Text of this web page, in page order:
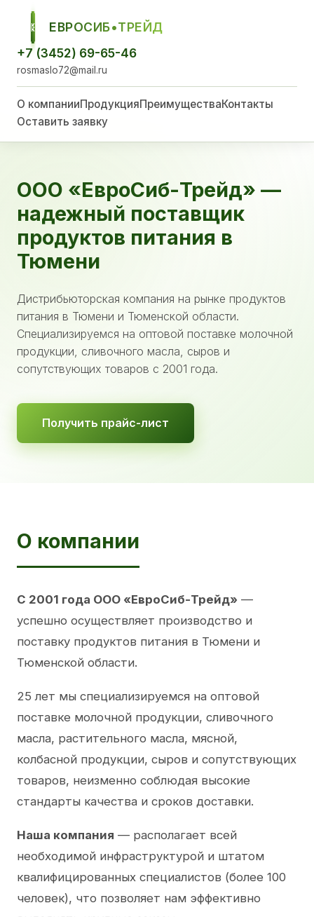
ЕСТ
ЕВРОСИБ•ТРЕЙД
+7 (3452) 69-65-46
rosmaslo72@mail.ru
О компанииПродукцияПреимуществаКонтакты
Оставить заявку
ООО «ЕвроСиб-Трейд» —
надежный поставщик
продуктов питания в
Тюмени
Дистрибьюторская компания на рынке продуктов
питания в Тюмени и Тюменской области.
Специализируемся на оптовой поставке молочной
продукции, сливочного масла, сыров и
сопутствующих товаров с 2001 года.
Получить прайс-лист
О компании
С 2001 года ООО «ЕвроСиб-Трейд» —
успешно осуществляет производство и
поставку продуктов питания в Тюмени и
Тюменской области.
25 лет мы специализируемся на оптовой
поставке молочной продукции, сливочного
масла, растительного масла, мясной,
колбасной продукции, сыров и сопутствующих
товаров, неизменно соблюдая высокие
стандарты качества и сроков доставки.
Наша компания — располагает всей
необходимой инфраструктурой и штатом
квалифицированных специалистов (более 100
человек), что позволяет нам эффективно